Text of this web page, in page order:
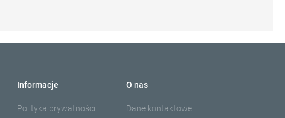
Informacje
Polityka prywatności
O nas
Dane kontaktowe